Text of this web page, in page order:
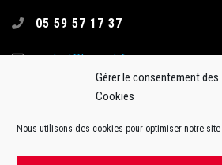
Gérer le consentement des
Cookies
Nous utilisons des cookies pour optimiser notre
05 59 57 17 37
contact@hormadi.fr